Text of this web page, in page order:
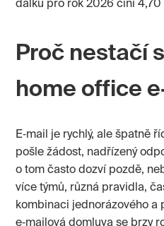
dálku pro rok 2026 činí 4,70
Proč nestačí
home office
E‑mail je rychlý, ale špatně
pošle žádost, nadřízený
o tom často dozví pozdě,
více týmů, různá pravidla,
kombinaci jednorázového a
e‑mailová domluva se brzy